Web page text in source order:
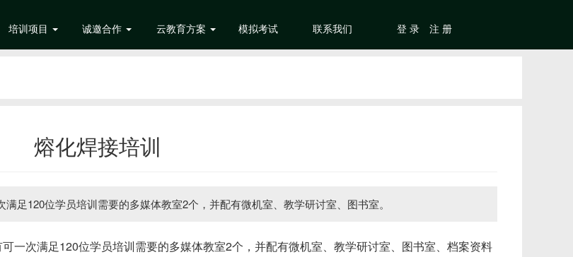
培训项目 诚邀合作 云教育方案 模拟考试 联系我们 登 录 注 册
熔化焊接培训
足120位学员培训需要的多媒体教室2个，并配有微机室、教学研讨室、图书室。
一次满足120位学员培训需要的多媒体教室2个，并配有微机室、教学研讨室、图书室、档案资料